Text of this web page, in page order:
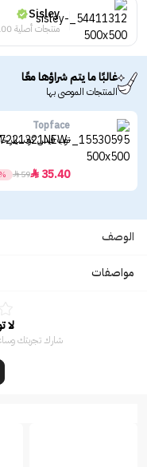
Sisley
منتجات أصلية 100%
غالبًا ما يتم شراؤها معًا
المنتجات الموصى بها
Topface
توب فيس كونسيلر
35.40

59

الوصف
مواصفات
لا
شارك تجربتك